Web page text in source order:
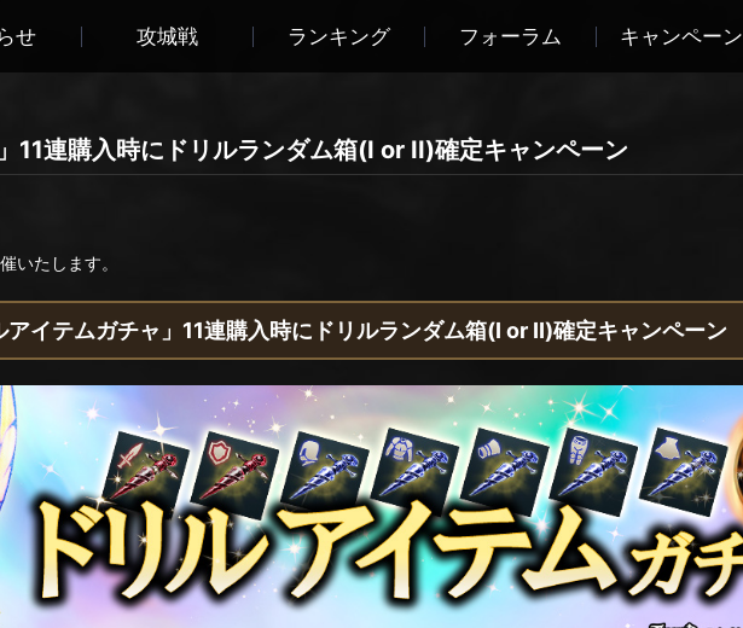
せ 攻城戦 ランキング フォーラム キャンペーン
11連購入時にドリルランダム箱(I or II)確定キャンペーン
いたします。
アイテムガチャ」11連購入時にドリルランダム箱(I or II)確定キャンペーン